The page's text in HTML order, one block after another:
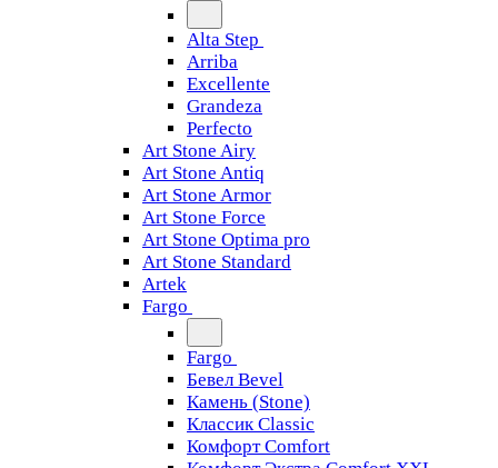
Alta Step
Arriba
Excellente
Grandeza
Perfecto
Art Stone Airy
Art Stone Antiq
Art Stone Armor
Art Stone Force
Art Stone Optima pro
Art Stone Standard
Artek
Fargo
Fargo
Бевел Bevel
Камень (Stone)
Классик Classic
Комфорт Comfort